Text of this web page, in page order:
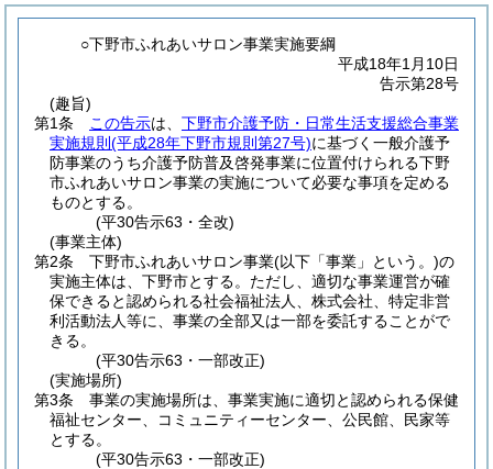
○下野市ふれあいサロン事業実施要綱
平成18年1月10日
告示第28号
(趣旨)
第1条
この告示は、 下野市介護予防・日常生活支援総合事業
実施規則 (平成28年下野市規則第27号)に基づく一般介護予
防事業のうち介護予防普及啓発事業に位置付けられる下野
市ふれあいサロン事業の実施について必要な事項を定める
ものとする。
(平30告示63・全改)
(事業主体)
第2条
下野市ふれあいサロン事業(以下「事業」という。)の
実施主体は、下野市とする。 ただし、適切な事業運営が確
保できると認められる社会福祉法人、株式会社、特定非営
利活動法人等に、事業の全部又は一部を委託することがで
きる。
(平30告示63・一部改正)
(実施場所)
第3条
事業の実施場所は、事業実施に適切と認められる保健
福祉センター、コミュニティーセンター、公民館、民家等
とする。
(平30告示63・一部改正)